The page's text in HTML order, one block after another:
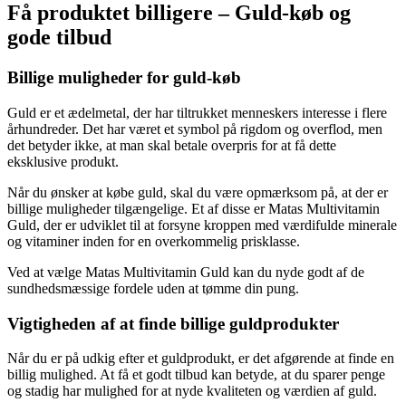
Få produktet billigere – Guld-køb og
gode tilbud
Billige muligheder for guld-køb
Guld er et ædelmetal, der har tiltrukket menneskers interesse i flere
århundreder. Det har været et symbol på rigdom og overflod, men
det betyder ikke, at man skal betale overpris for at få dette
eksklusive produkt.
Når du ønsker at købe guld, skal du være opmærksom på, at der er
billige muligheder tilgængelige. Et af disse er Matas Multivitamin
Guld, der er udviklet til at forsyne kroppen med værdifulde minerale
og vitaminer inden for en overkommelig prisklasse.
Ved at vælge Matas Multivitamin Guld kan du nyde godt af de
sundhedsmæssige fordele uden at tømme din pung.
Vigtigheden af at finde billige guldprodukter
Når du er på udkig efter et guldprodukt, er det afgørende at finde en
billig mulighed. At få et godt tilbud kan betyde, at du sparer penge
og stadig har mulighed for at nyde kvaliteten og værdien af guld.